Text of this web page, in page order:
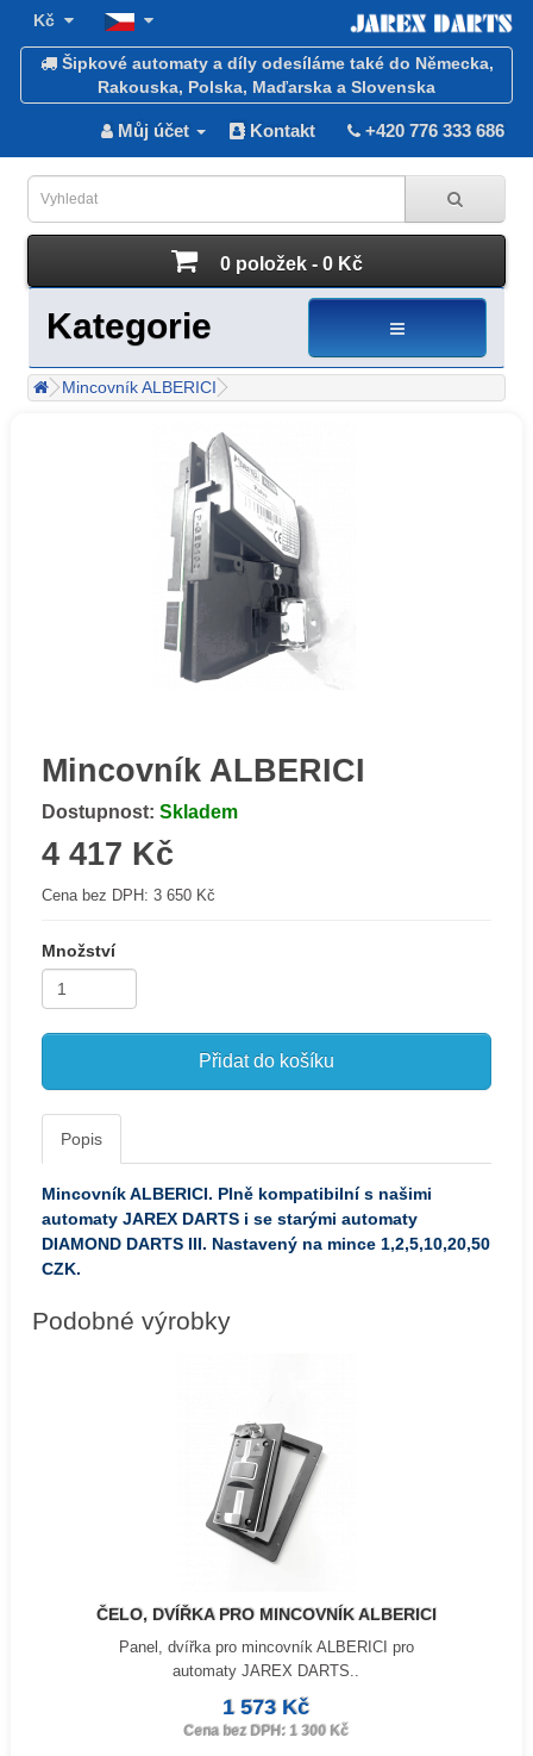
Kč
Šipkové automaty a díly odesíláme také do Německa,
Rakouska, Polska, Maďarska a Slovenska
Můj účet Kontakt +420 776 333 686
0 položek - 0 Kč
Kategorie
Mincovník ALBERICI
Mincovník ALBERICI
Dostupnost: Skladem
4 417 Kč
Cena bez DPH: 3 650 Kč
Množství
Přidat do košíku
Popis
MincovníkALBERICI. Plně kompatibilní s našimi
automaty JAREX DARTS i se starými automaty
DIAMOND DARTS III. Nastavený na mince 1,2,5,10,20,50
CZK.
Podobné výrobky
ČELO, DVÍŘKA PRO MINCOVNÍK ALBERICI
Panel, dvířka pro mincovník ALBERICI pro
automaty JAREX DARTS..
1 573 Kč
Cena bez DPH: 1 300 Kč